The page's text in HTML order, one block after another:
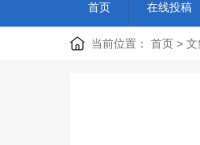
首页 在线投稿
当前位置： 首页 > 文